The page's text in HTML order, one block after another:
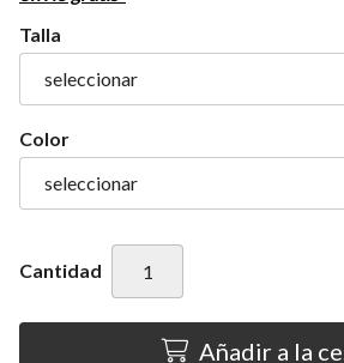
Talla
Color
Cantidad
Añadir a la